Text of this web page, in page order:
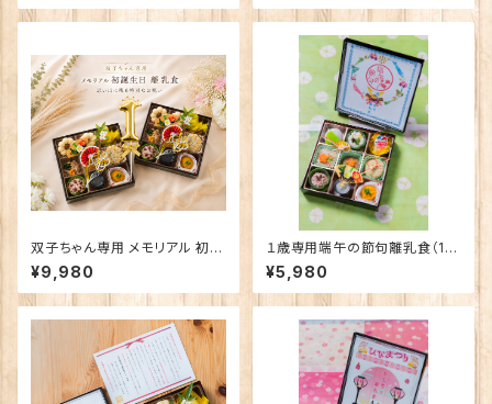
双子ちゃん専用 メモリアル 初誕
生日 離乳食｜ふたりの大切な1
歳のお祝い
¥9,980
１歳専用端午の節句離乳食（12
か月～）
¥5,980